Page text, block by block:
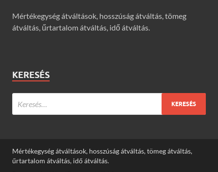
Mértékegység átváltások, hosszúság átváltás, tömeg
átváltás, űrtartalom átváltás, idő átváltás.
KERESÉS
Mértékegység átváltások, hosszúság átváltás, tömeg átváltás,
űrtartalom átváltás, idő átváltás.